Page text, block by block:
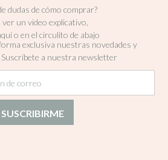
dudas de cómo comprar?
ver un video explicativo,
o en el circulito de abajo
exclusiva nuestras novedades y
a nuestra newsletter